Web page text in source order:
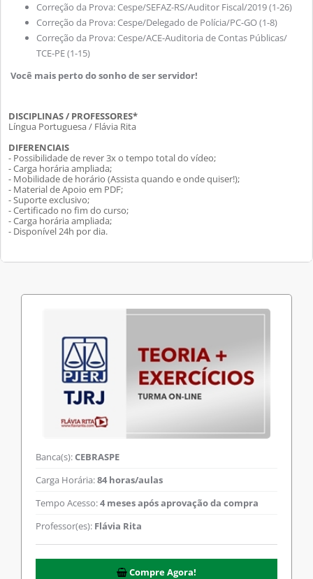
Correção da Prova: Cespe/SEFAZ-RS/Auditor Fiscal/2019 (1-26)
Correção da Prova: Cespe/Delegado de Polícia/PC-GO (1-8)
Correção da Prova: Cespe/ACE-Auditoria de Contas Públicas/
TCE-PE (1-15)
Você mais perto do sonho de ser servidor!
DISCIPLINAS / PROFESSORES*
Língua Portuguesa / Flávia Rita
DIFERENCIAIS
- Possibilidade de rever 3x o tempo total do vídeo;
- Carga horária ampliada;
- Mobilidade de horário (Assista quando e onde quiser!);
- Material de Apoio em PDF;
- Suporte exclusivo;
- Certificado no fim do curso;
- Carga horária ampliada;
- Disponível 24h por dia.
Banca(s):CEBRASPE
Carga Horária:84 horas/aulas
Tempo Acesso:4 meses após aprovação da compra
Professor(es): Flávia Rita
Compre Agora!